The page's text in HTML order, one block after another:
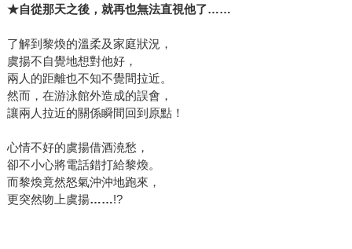
★自從那天之後，就再也無法直視他了……
了解到黎煥的溫柔及家庭狀況，
虞揚不自覺地想對他好，
兩人的距離也不知不覺間拉近。
然而，在游泳館外造成的誤會，
讓兩人拉近的關係瞬間回到原點！
心情不好的虞揚借酒澆愁，
卻不小心將電話錯打給黎煥。
而黎煥竟然怒氣沖沖地跑來，
更突然吻上虞揚……!?